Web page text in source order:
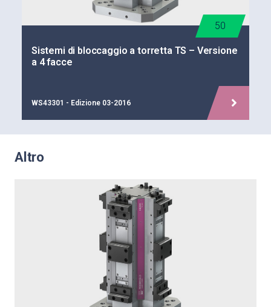
Sistemi di bloccaggio a torretta TS – Versione
a 4 facce
50
WS43301 - Edizione 03-2016
Altro